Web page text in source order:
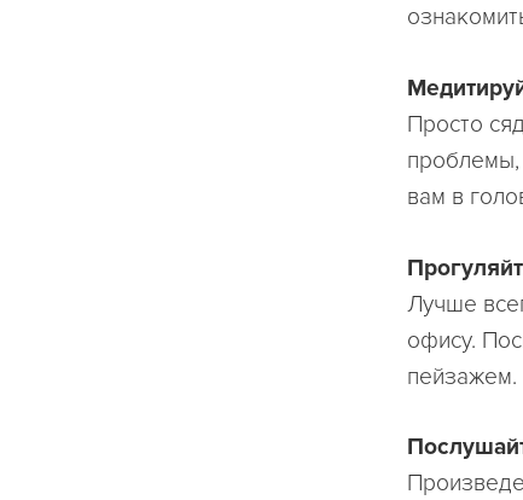
Просто
проблемы,
вам в
Лучше
офису.
пейзажем.